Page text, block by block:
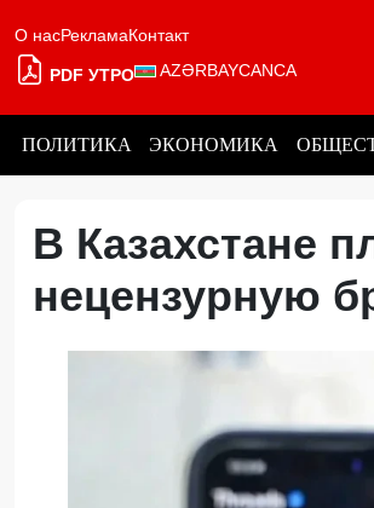
О насРекламаКонтакт
PDF УТРО AZƏRBAYCANCA
ПОЛИТИКА ЭКОНОМИКА
В Казахстане
нецензурную